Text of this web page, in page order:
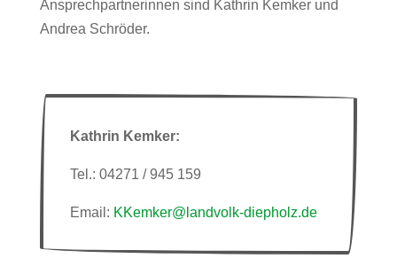
Ansprechpartnerinnen sind Kathrin Kemker und
Andrea Schröder.
Kathrin Kemker:
Tel.: 04271 / 945 159
Email: KKemker@landvolk-diepholz.de